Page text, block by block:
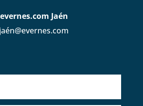
evernes.com Jaén
jaén@evernes.com